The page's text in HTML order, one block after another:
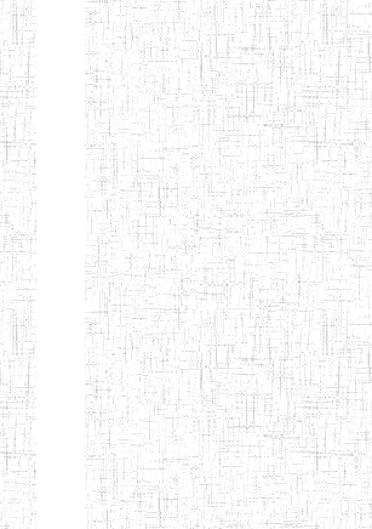
Arrondissement
Denomination Création
GTTC
BANGEM
08/12/1997
GTTC
FONTEM
25/09/2000
GTTC
MAMFE
03/11/1983